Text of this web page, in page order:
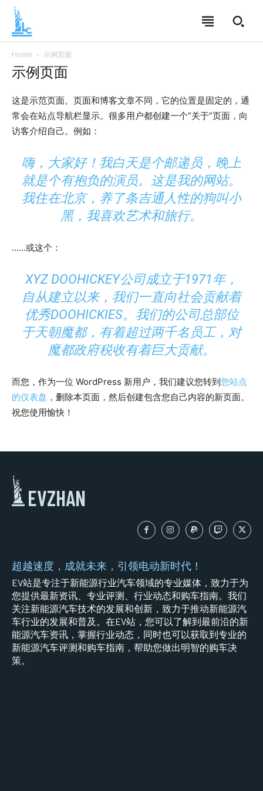
Welcome to Liberty Case
We have a curated list of the most noteworthy news
from all across the globe. With any subscription plan,
you get access toexclusive articlesthat let you
stay ahead of the curve.
Your Profile
NEWS LIFESTYLE PUBLIC OPINION
Welcome to Liberty Case
We have a curated list of the most noteworthy news from all
across the globe. With any subscription plan, you get access
toexclusive articlesthat let you stay ahead of the curve.
NEWS LIFESTYLE PUBLIC OPINION
Welcome to Liberty Case
We have a curated list of the most noteworthy news from all
across the globe. With any subscription plan, you get access
toexclusive articlesthat let you stay ahead of the curve.
NEWS LIFESTYLE PUBLIC OPINION
Home 示例页面
示例页面
这是示范页面。页面和博客文章不同，它的位置是固定的，通
常会在站点导航栏显示。很多用户都创建一个“关于”页面，向
访客介绍自己。例如：
嗨，大家好！我白天是个邮递员，晚上
就是个有抱负的演员。这是我的网站。
我住在北京，养了条吉通人性的狗叫小
黑，我喜欢艺术和旅行。
……或这个：
XYZ DOOHICKEY公司成立于1971年，
自从建立以来，我们一直向社会贡献着
优秀DOOHICKIES。我们的公司总部位
于天朝魔都，有着超过两千名员工，对
魔都政府税收有着巨大贡献。
而您，作为一位 WordPress 新用户，我们建议您转到 您站点
的仪表盘 ，删除本页面，然后创建包含您自己内容的新页面。
祝您使用愉快！
EVZHAN
超越速度，成就未来，引领电动新时代！
EV站是专注于新能源行业汽车领域的专业媒体，致力于为
您提供最新资讯、专业评测、行业动态和购车指南。我们
关注新能源汽车技术的发展和创新，致力于推动新能源汽
车行业的发展和普及。在EV站，您可以了解到最前沿的新
能源汽车资讯，掌握行业动态，同时也可以获取到专业的
新能源汽车评测和购车指南，帮助您做出明智的购车决
策。